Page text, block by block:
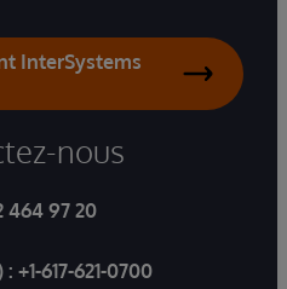
InterSystems
nous
464 97 20
: +1-617-621-0700